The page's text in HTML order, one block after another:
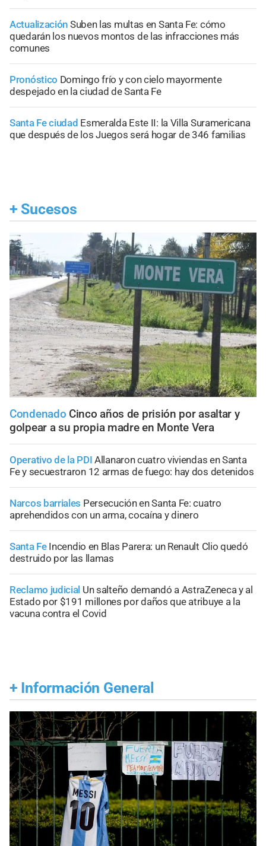
Actualización Suben las multas en Santa Fe: cómo
quedarán los nuevos montos de las infracciones más
comunes
Pronóstico Domingo frío y con cielo mayormente
despejado en la ciudad de Santa Fe
Santa Fe ciudad Esmeralda Este II: la Villa Suramericana
que después de los Juegos será hogar de 346 familias
+ Sucesos
Condenado Cinco años de prisión por asaltar y
golpear a su propia madre en Monte Vera
Operativo de la PDI Allanaron cuatro viviendas en Santa
Fe y secuestraron 12 armas de fuego: hay dos detenidos
Narcos barriales Persecución en Santa Fe: cuatro
aprehendidos con un arma, cocaína y dinero
Santa Fe Incendio en Blas Parera: un Renault Clio quedó
destruido por las llamas
Reclamo judicial Un salteño demandó a AstraZeneca y al
Estado por $191 millones por daños que atribuye a la
vacuna contra el Covid
+ Información General